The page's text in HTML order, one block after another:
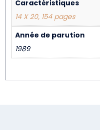
Caractéristiques
14 X 20, 154 pages
Année de parution
1989